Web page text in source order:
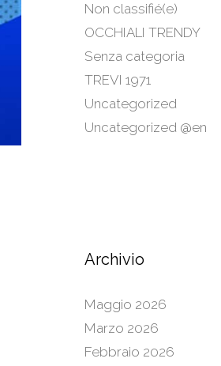
Non classifié(e)
OCCHIALI TRENDY
Senza categoria
TREVI 1971
Uncategorized
Uncategorized @en
Archivio
Maggio 2026
Marzo 2026
Febbraio 2026